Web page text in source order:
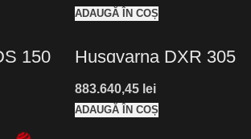
ADAUGĂ ÎN COȘ
150 Husqvarna DXR 305
lei
ADAUGĂ ÎN COȘ